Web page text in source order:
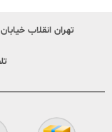
تهران انقلاب خیابان ۱۲ فروردین پایین تر از وحید نظری پلاک